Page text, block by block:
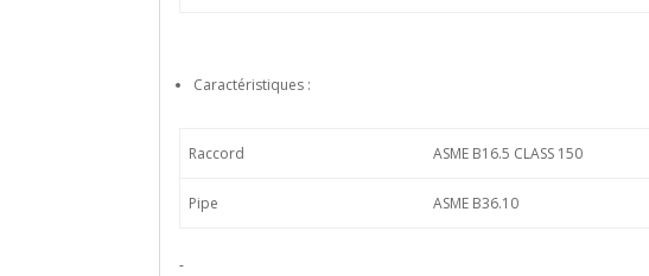
Caractéristiques :
Raccord ASME B16.5 CLASS 150
Pipe ASME B36.10